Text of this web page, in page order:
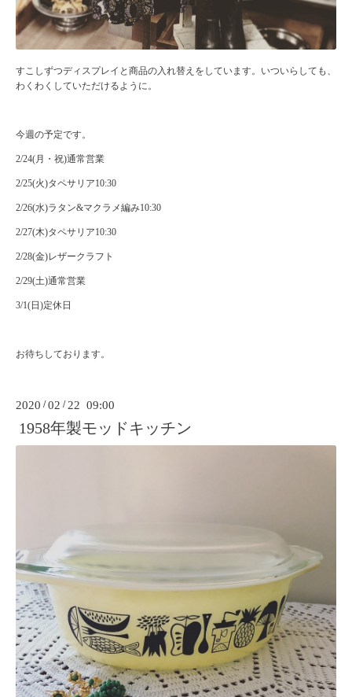
すこしずつディスプレイと商品の入れ替えをしています。いついらしても、
わくわくしていただけるように。
今週の予定です。
2/24(月・祝)通常営業
2/25(火)タペサリア10:30
2/26(水)ラタン&マクラメ編み10:30
2/27(木)タペサリア10:30
2/28(金)レザークラフト
2/29(土)通常営業
3/1(日)定休日
お待ちしております。
2020 /02 / 22 09:00
1958年製モッドキッチン